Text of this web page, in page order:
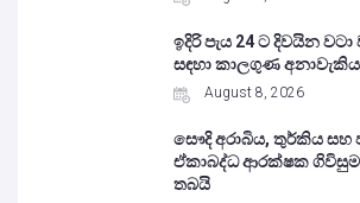
ඉදිරි පැය 24 ට දිවයින වටා
සඳහා කාලගුණ අනාවැකිය
August 8, 2026
සෞදි අරාබිය, තුර්කිය සහ
ඒකාබද්ධ ආරක්ෂක
තබයි